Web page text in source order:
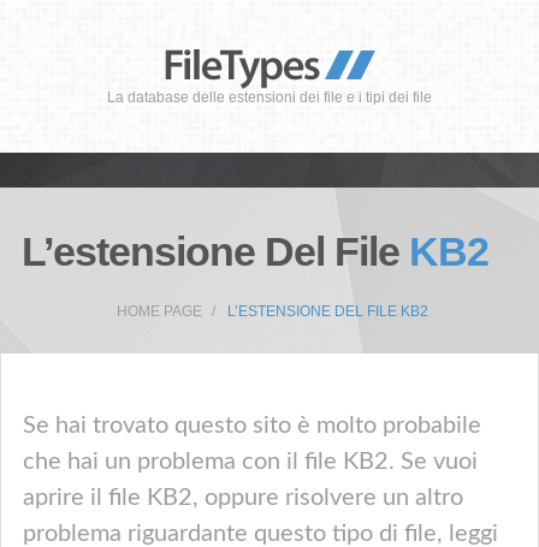
La database delle estensioni dei file e i tipi dei file
L’estensione Del File KB2
HOME PAGE L’ESTENSIONE DEL FILE KB2
Se hai trovato questo sito è molto probabile
che hai un problema con il file KB2. Se vuoi
aprire il file KB2, oppure risolvere un altro
problema riguardante questo tipo di file, leggi